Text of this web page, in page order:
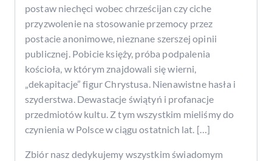
postaw niechęci wobec chrześcijan czy ciche
przyzwolenie na stosowanie przemocy przez
postacie anonimowe, nieznane szerszej opinii
publicznej. Pobicie księży, próba podpalenia
kościoła, w którym znajdowali się wierni,
„dekapitacje” figur Chrystusa. Nienawistne hasła i
szyderstwa. Dewastacje świątyń i profanacje
przedmiotów kultu. Z tym wszystkim mieliśmy do
czynienia w Polsce w ciągu ostatnich lat. […]
Zbiór nasz dedykujemy wszystkim świadomym